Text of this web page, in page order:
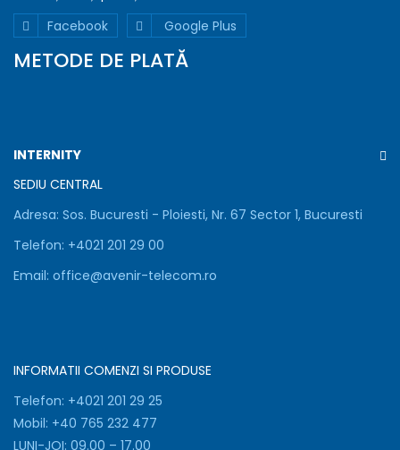
Facebook
Google Plus
METODE DE PLATĂ
INTERNITY
SEDIU CENTRAL
Adresa: Sos. Bucuresti - Ploiesti, Nr. 67 Sector 1, Bucuresti
Telefon: +4021 201 29 00
Email: office@avenir-telecom.ro
INFORMATII COMENZI SI PRODUSE
Telefon: +4021 201 29 25
Mobil: +40 765 232 477
LUNI-JOI: 09.00 – 17.00
Folosim
cookie-
pentru
a
functionarea
a
site-
a
analiza
si